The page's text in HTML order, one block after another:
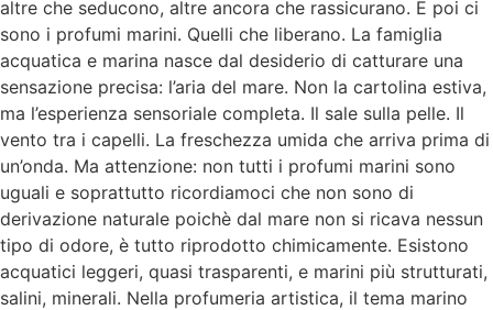
altre che seducono, altre ancora che rassicurano. E poi ci
sono i profumi marini. Quelli che liberano. La famiglia
acquatica e marina nasce dal desiderio di catturare una
sensazione precisa: l’aria del mare. Non la cartolina estiva,
ma l’esperienza sensoriale completa. Il sale sulla pelle. Il
vento tra i capelli. La freschezza umida che arriva prima di
un’onda. Ma attenzione: non tutti i profumi marini sono
uguali e soprattutto ricordiamoci che non sono di
derivazione naturale poichè dal mare non si ricava nessun
tipo di odore, è tutto riprodotto chimicamente. Esistono
acquatici leggeri, quasi trasparenti, e marini più strutturati,
salini, minerali. Nella profumeria artistica, il tema marino